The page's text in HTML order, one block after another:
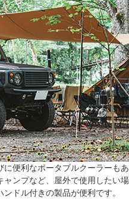
便利なポータブルクーラーもあ
ャンプなど、屋外で使用したい場
ドル付きの製品が便利です。